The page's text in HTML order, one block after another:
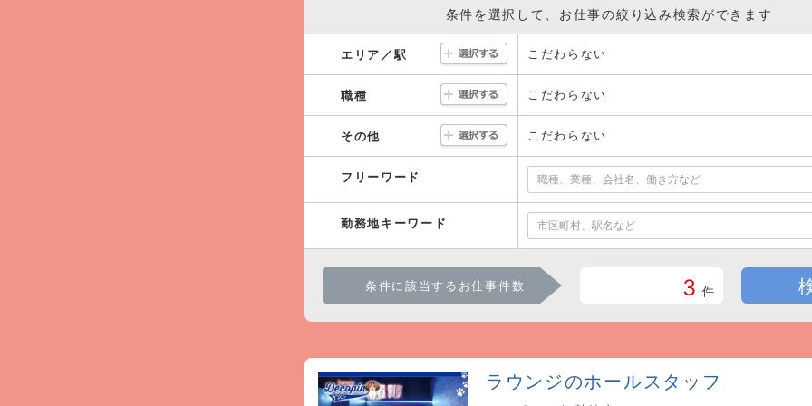
条件を選択して、お仕事の絞り込み検索ができます
エリア／駅 こだわらない
職種 こだわらない
その他 こだわらない
フリーワード
勤務地キーワード
条件に該当するお仕事件数 3 件
ラウンジのホールスタッフ